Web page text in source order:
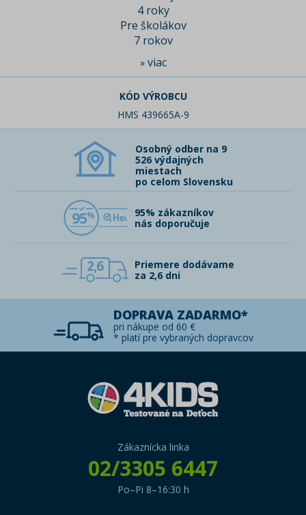
4 roky
Pre školákov
7 rokov
» viac
KÓD VÝROBCU
HMS 439665A-9
Osobný odber na 9
526 výdajných
miestach
po celom Slovensku
95
95% zákazníkov
nás doporučuje
2,6
Priemere dodávame
za 2,6 dni
DOPRAVA ZADARMO*
pri nákupe od 60 €
* platí pre vybraných dopravcov
Zákaznícka linka
02/3305 6447
Po–Pi 8–16:30 h